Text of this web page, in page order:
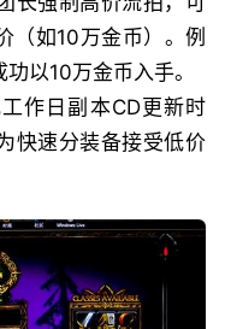
（如10万金币）。例
以10万金币入手。
作日副本CD更新时
快速分装备接受低价